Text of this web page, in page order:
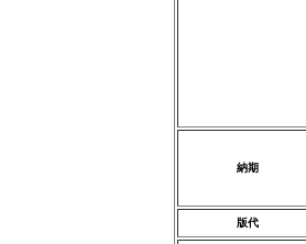
納期
版代